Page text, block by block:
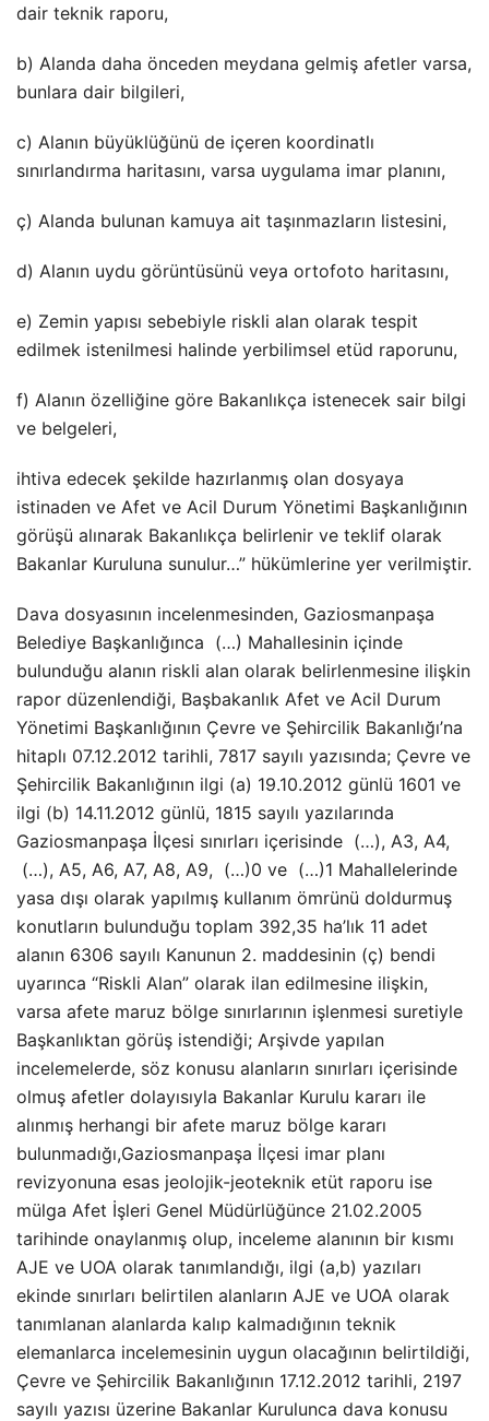
dair teknik raporu,
b) Alanda daha önceden meydana gelmiş afetler varsa,
bunlara dair bilgileri,
c) Alanın büyüklüğünü de içeren koordinatlı
sınırlandırma haritasını, varsa uygulama imar planını,
ç) Alanda bulunan kamuya ait taşınmazların listesini,
d) Alanın uydu görüntüsünü veya ortofoto haritasını,
e) Zemin yapısı sebebiyle riskli alan olarak tespit
edilmek istenilmesi halinde yerbilimsel etüd raporunu,
f) Alanın özelliğine göre Bakanlıkça istenecek sair bilgi
ve belgeleri,
ihtiva edecek şekilde hazırlanmış olan dosyaya
istinaden ve Afet ve Acil Durum Yönetimi Başkanlığının
görüşü alınarak Bakanlıkça belirlenir ve teklif olarak
Bakanlar Kuruluna sunulur…” hükümlerine yer verilmiştir.
Dava dosyasının incelenmesinden, Gaziosmanpaşa
Belediye Başkanlığınca (…) Mahallesinin içinde
bulunduğu alanın riskli alan olarak belirlenmesine ilişkin
rapor düzenlendiği, Başbakanlık Afet ve Acil Durum
Yönetimi Başkanlığının Çevre ve Şehircilik Bakanlığı’na
hitaplı 07.12.2012 tarihli, 7817 sayılı yazısında; Çevre ve
Şehircilik Bakanlığının ilgi (a) 19.10.2012 günlü 1601 ve
ilgi (b) 14.11.2012 günlü, 1815 sayılı yazılarında
Gaziosmanpaşa İlçesi sınırları içerisinde (…), A3, A4,
(…), A5, A6, A7, A8, A9, (…)0 ve (…)1 Mahallelerinde
yasa dışı olarak yapılmış kullanım ömrünü doldurmuş
konutların bulunduğu toplam 392,35 ha’lık 11 adet
alanın 6306 sayılı Kanunun 2. maddesinin (ç) bendi
uyarınca “Riskli Alan” olarak ilan edilmesine ilişkin,
varsa afete maruz bölge sınırlarının işlenmesi suretiyle
Başkanlıktan görüş istendiği; Arşivde yapılan
incelemelerde, söz konusu alanların sınırları içerisinde
olmuş afetler dolayısıyla Bakanlar Kurulu kararı ile
alınmış herhangi bir afete maruz bölge kararı
bulunmadığı,Gaziosmanpaşa İlçesi imar planı
revizyonuna esas jeolojik-jeoteknik etüt raporu ise
mülga Afet İşleri Genel Müdürlüğünce 21.02.2005
tarihinde onaylanmış olup, inceleme alanının bir kısmı
AJE ve UOA olarak tanımlandığı, ilgi (a,b) yazıları
ekinde sınırları belirtilen alanların AJE ve UOA olarak
tanımlanan alanlarda kalıp kalmadığının teknik
elemanlarca incelemesinin uygun olacağının belirtildiği,
Çevre ve Şehircilik Bakanlığının 17.12.2012 tarihli, 2197
sayılı yazısı üzerine Bakanlar Kurulunca dava konusu